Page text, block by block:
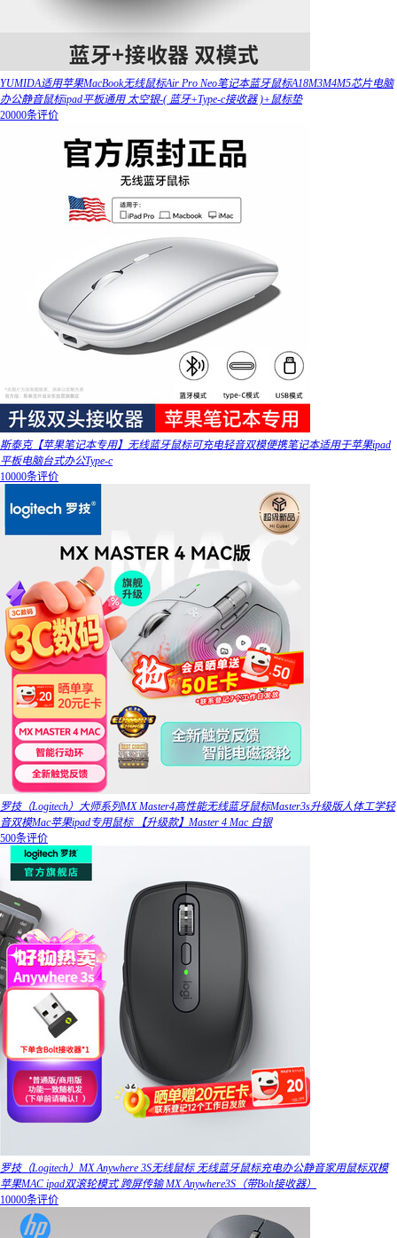
YUMIDA适用苹果MacBook无线鼠标Air Pro Neo笔记本蓝牙鼠标A18M3M4M5芯片电脑
办公静音鼠标ipad平板通用 太空银-( 蓝牙+Type-c接收器 )+鼠标垫
20000条评价
斯泰克【苹果笔记本专用】无线蓝牙鼠标可充电轻音双模便携笔记本适用于苹果ipad
平板电脑台式办公Type-c
10000条评价
罗技（Logitech）大师系列MX Master4高性能无线蓝牙鼠标Master3s升级版人体工学轻
音双模Mac苹果ipad专用鼠标 【升级款】Master 4 Mac 白银
500条评价
罗技（Logitech）MX Anywhere 3S无线鼠标 无线蓝牙鼠标充电办公静音家用鼠标双模
苹果MAC ipad双滚轮模式 跨屏传输 MX Anywhere3S（带Bolt接收器）
10000条评价